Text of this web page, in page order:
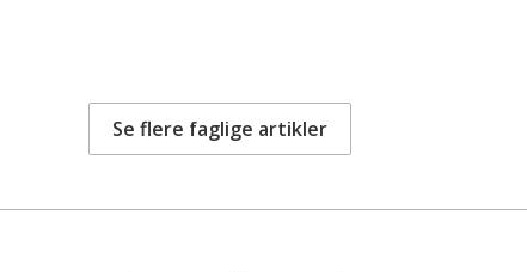
Se flere faglige artikler